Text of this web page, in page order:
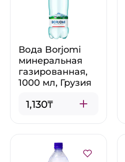
Вода Borjomi
минеральная
газированная,
1000 мл, Грузия
1,130₸